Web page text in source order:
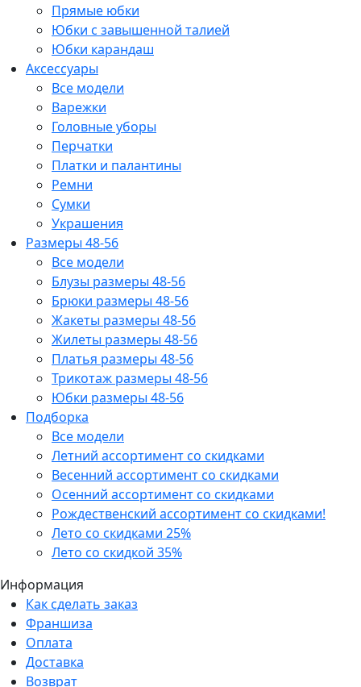
Прямые юбки
Юбки с завышенной талией
Юбки карандаш
Аксессуары
Все модели
Варежки
Головные уборы
Перчатки
Платки и палантины
Ремни
Сумки
Украшения
Размеры 48-56
Все модели
Блузы размеры 48-56
Брюки размеры 48-56
Жакеты размеры 48-56
Жилеты размеры 48-56
Платья размеры 48-56
Трикотаж размеры 48-56
Юбки размеры 48-56
Подборка
Все модели
Летний ассортимент со скидками
Весенний ассортимент со скидками
Осенний ассортимент со скидками
Рождественский ассортимент со скидками!
Лето со скидками 25%
Лето со скидкой 35%
Информация
Как сделать заказ
Франшиза
Оплата
Доставка
Возврат